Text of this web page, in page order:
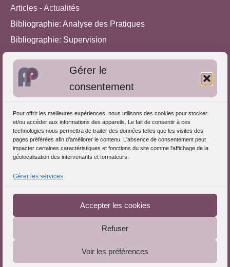
Gérer le
consentement
Pour offrir les meilleures expériences, nous utilisons des cookies pour stocker
et/ou accéder aux informations des appareils. Le fait de consentir à ces
technologies nous permettra de traiter des données telles que les visites des
pages préférées afin d'améliorer le contenu. L'absence de consentement peut
impacter certaines caractéristiques et fonctions du site comme l'affichage de la
géolocalisation des intervenants et formateurs.
Gérer les services
Accepter les cookies
Refuser
Voir les préférences
Articles - Actualités
Bibliographie: Analyse des Pratiques
Bibliographie: Supervision
Approches de l'Analyse des pratiques
S'inscrire dans l'Annuaire
Publiez vos formations
Charte déontologique
Le Portail de l'Analyse des Pratiques © 2025 - Tous droits
Téléchargez le Guide